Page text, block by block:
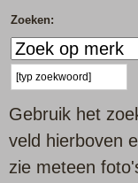
Zoeken:
Gebruik het
veld hierboven
zie meteen